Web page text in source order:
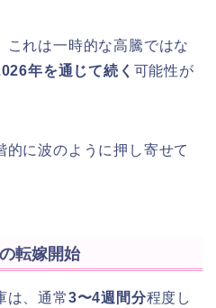
これは一時的な高騰ではな
年を通じて続く 可能性が
に波のように押し寄せて
転嫁開始
は、通常3〜4週間分程度し